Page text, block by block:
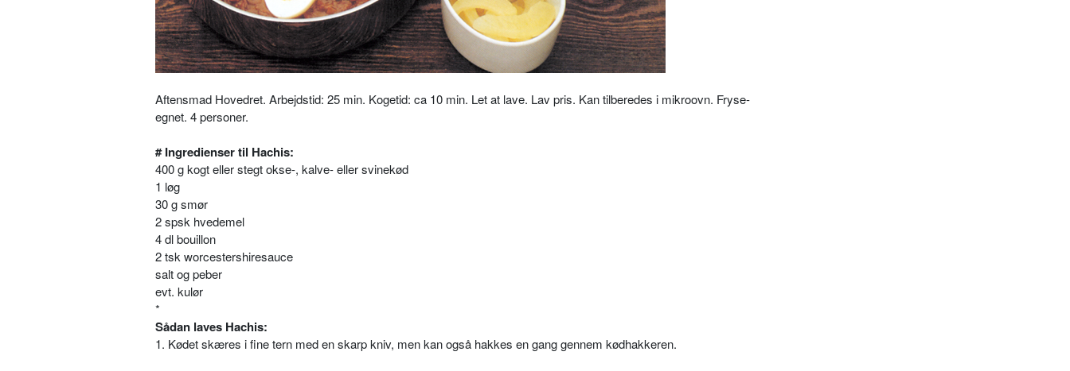
Aftensmad Hovedret. Arbejdstid: 25 min. Kogetid: ca 10 min. Let at lave. Lav pris. Kan tilberedes i mikroovn. Fryse-
egnet. 4 personer.
# Ingredienser til Hachis:
400 g kogt eller stegt okse-, kalve- eller svinekød
1 løg
30 g smør
2 spsk hvedemel
4 dl bouillon
2 tsk worcestershiresauce
salt og peber
evt. kulør
*
Sådan laves Hachis:
1. Kødet skæres i fine tern med en skarp kniv, men kan også hakkes en gang gennem kødhakkeren.